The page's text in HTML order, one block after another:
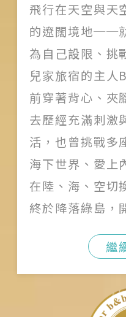
飛行在天空與天
的遼闊境地──
為自己設限、挑
兒家旅宿的主
前穿著背心、夾
去歷經充滿刺激
活，也曾挑戰多
海下世界、愛上
在陸、海、空切
終於降落綠島，
繼